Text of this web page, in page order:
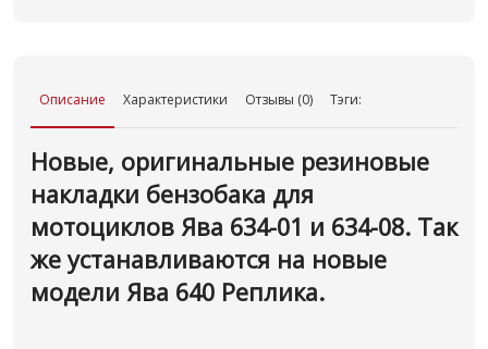
Описание Характеристики Отзывы (0) Тэги:
Новые, оригинальные резиновые
накладки бензобака для
мотоциклов Ява 634-01 и 634-08. Так
же устанавливаются на новые
модели Ява 640 Реплика.